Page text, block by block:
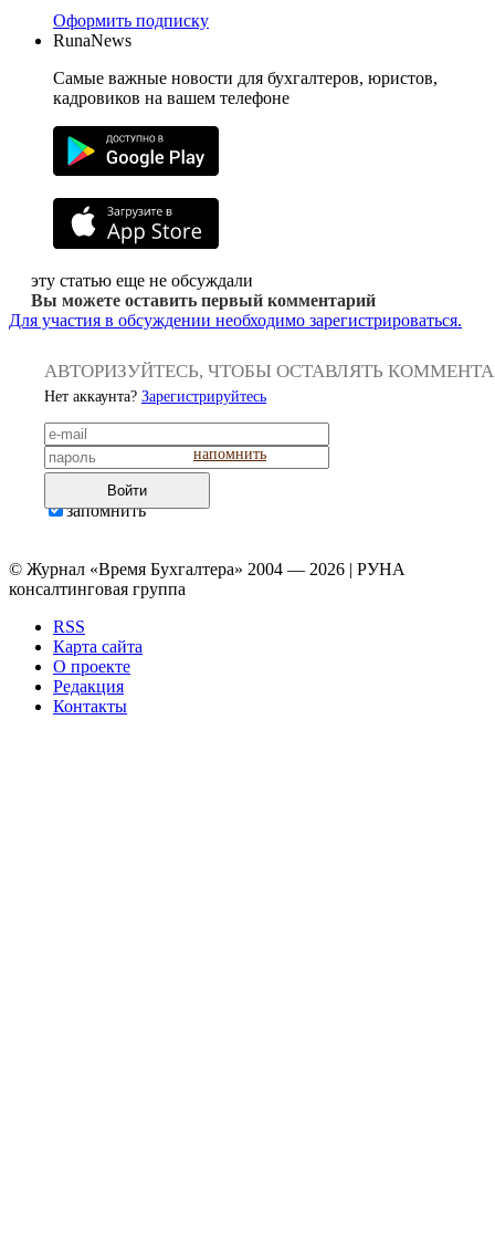
Оформить подписку
RunaNews
Самые важные новости для бухгалтеров, юристов,
кадровиков на вашем телефоне
эту статью еще не обсуждали
Вы можете оставить первый комментарий
Для участия в обсуждении необходимо зарегистрироваться.
АВТОРИЗУЙТЕСЬ, ЧТОБЫ ОСТАВЛЯТЬ
Нет аккаунта? Зарегистрируйтесь
напомнить
Войти
запомнить
© Журнал «Время Бухгалтера» 2004 — 2026 | РУНА
консалтинговая группа
RSS
Карта сайта
О проекте
Редакция
Контакты